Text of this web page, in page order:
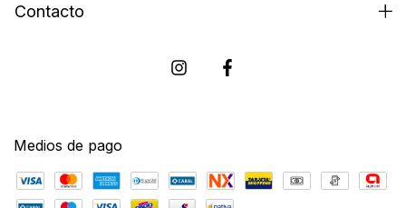
Contacto
Medios de pago